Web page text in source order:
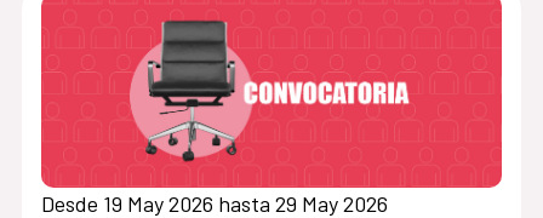
05360373
Desde 19 May 2026 hasta 29 May 2026